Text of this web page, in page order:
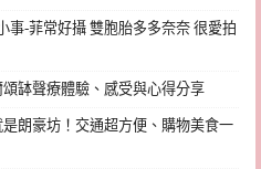
事-菲常好攝 雙胞胎多多奈奈 很愛拍
缽聲療體驗、感受與心得分享
朗豪坊！交通超方便、購物美食一